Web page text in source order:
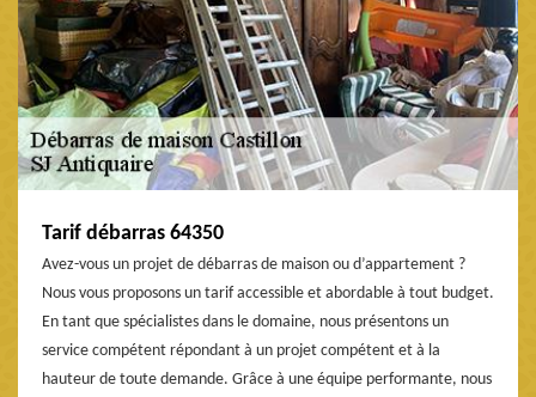
Tarif débarras 64350
Avez-vous un projet de débarras de maison ou d’appartement ?
Nous vous proposons un tarif accessible et abordable à tout budget.
En tant que spécialistes dans le domaine, nous présentons un
service compétent répondant à un projet compétent et à la
hauteur de toute demande. Grâce à une équipe performante, nous